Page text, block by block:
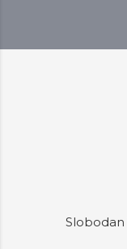
Slobodan